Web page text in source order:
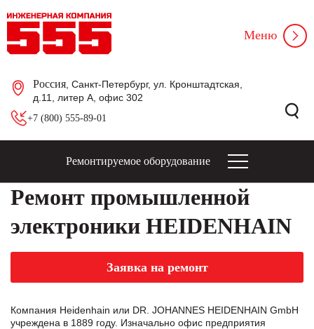
Россия , Санкт-Петербург, ул. Кронштадтская,
д.11, литер А, офис 302
+7 (800) 555-89-01
Меню
Ремонтируемое оборудование
Ремонт промышленной
электроники HEIDENHAIN
Заявка на ремонт
Компания Heidenhain или DR. JOHANNES HEIDENHAIN GmbH
учреждена в 1889 году. Изначально офис предприятия